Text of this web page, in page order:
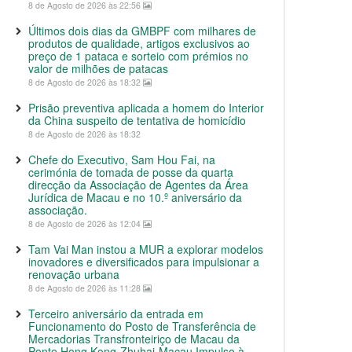
8 de Agosto de 2026 às 22:56
Últimos dois dias da GMBPF com milhares de
produtos de qualidade, artigos exclusivos ao
preço de 1 pataca e sorteio com prémios no
valor de milhões de patacas
8 de Agosto de 2026 às 18:32
Prisão preventiva aplicada a homem do Interior
da China suspeito de tentativa de homicídio
8 de Agosto de 2026 às 18:32
Chefe do Executivo, Sam Hou Fai, na
cerimónia de tomada de posse da quarta
direcção da Associação de Agentes da Área
Jurídica de Macau e no 10.º aniversário da
associação.
8 de Agosto de 2026 às 12:04
Tam Vai Man instou a MUR a explorar modelos
inovadores e diversificados para impulsionar a
renovação urbana
8 de Agosto de 2026 às 11:28
Terceiro aniversário da entrada em
Funcionamento do Posto de Transferência de
Mercadorias Transfronteiriço de Macau da